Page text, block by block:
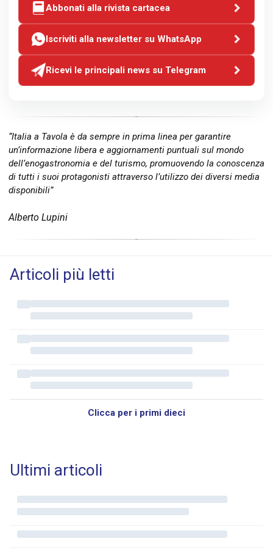
Abbonati alla rivista cartacea
Iscriviti alla newsletter su WhatsApp
Ricevi le principali news su Telegram
“Italia a Tavola è da sempre in prima linea per garantire
un’informazione libera e aggiornamenti puntuali sul mondo
dell’enogastronomia e del turismo, promuovendo la conoscenza
di tutti i suoi protagonisti attraverso l’utilizzo dei diversi media
disponibili”
Alberto Lupini
Articoli più letti
Clicca per i primi dieci
Ultimi articoli